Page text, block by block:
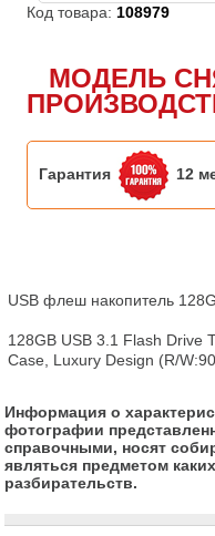
Код товара: 108979
МОДЕЛЬ
Гарантия 12
USB флеш накопитель
128GB USB 3.1 Flash Drive
Case, Luxury Design (R/
Информация о
фотографии
справочными, носят
являться предметом
разбирательств.